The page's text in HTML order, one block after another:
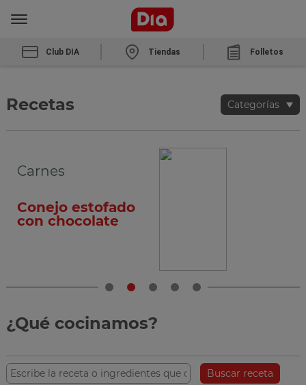
Club DIA Tiendas Folletos
Recetas Categorías
Arroces y pasta
Espirales con
caballa y
¿Qué cocinamos?
Buscar receta